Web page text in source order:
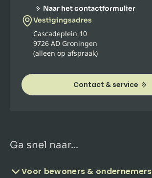
Naar het contactformulier
Vestigingsadres
Cascadeplein 10
9726 AD Groningen
(alleen op afspraak)
Contact & service
Ga snel naar...
Voor bewoners & ondernemers